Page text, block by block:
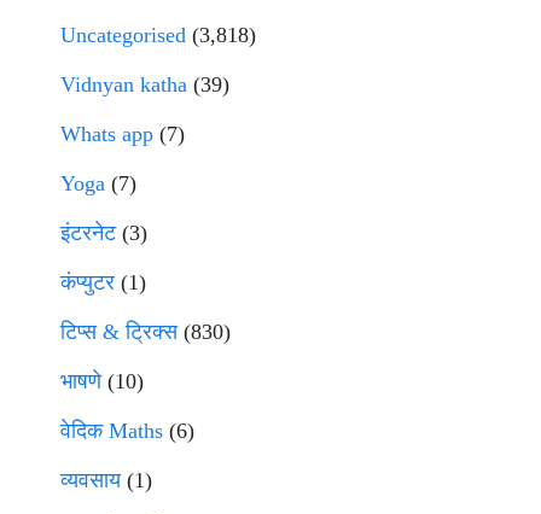
Uncategorised (3,818)
Vidnyan katha (39)
Whats app (7)
Yoga (7)
इंटरनेट(3)
कंप्युटर (1)
टिप्स & ट्रिक्स(830)
भाषणे(10)
वेदिक Maths (6)
व्यवसाय(1)